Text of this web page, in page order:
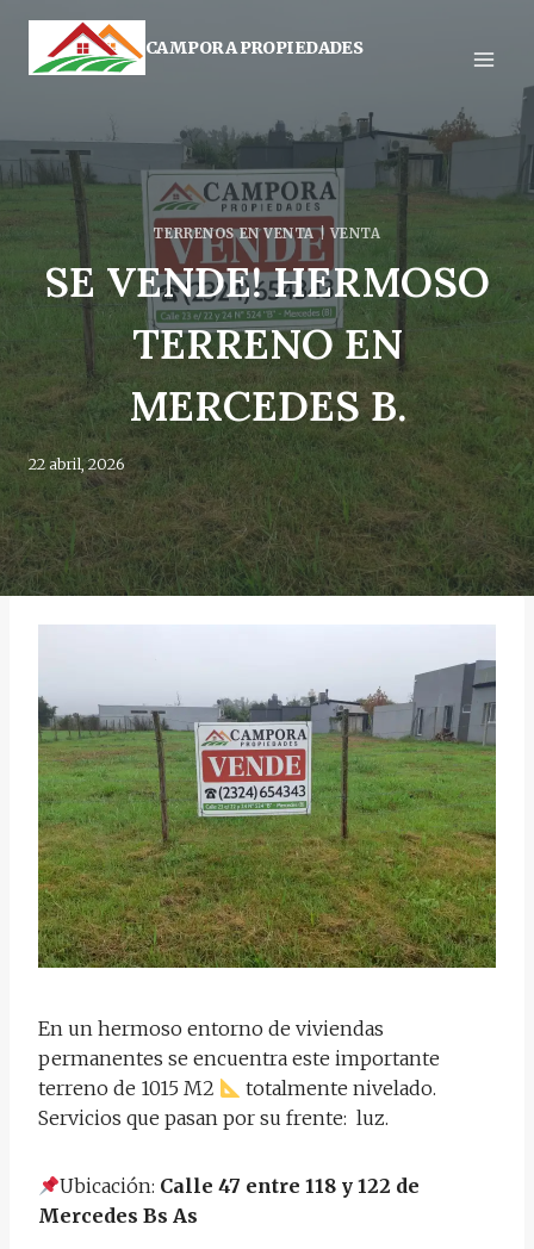
contenido
CAMPORA PROPIEDADES
TERRENOS EN VENTA|VENTA
SE VENDE! HERMOSO
TERRENO EN
MERCEDES B.
Por
c2141439
22 abril, 2026
En un hermoso entorno de viviendas
permanentes se encuentra este importante
terreno de 1015 M2
totalmente nivelado.
Servicios que pasan por su frente: luz.
Ubicación: Calle 47 entre 118 y 122 de
Mercedes Bs As